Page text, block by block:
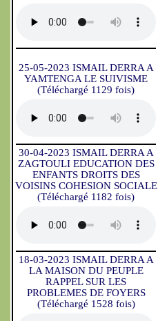
25-05-2023 ISMAIL DERRA A
YAMTENGA LE SUIVISME
(Téléchargé 1129 fois)
30-04-2023 ISMAIL DERRA A
ZAGTOULI EDUCATION DES
ENFANTS DROITS DES
VOISINS COHESION SOCIALE
(Téléchargé 1182 fois)
18-03-2023 ISMAIL DERRA A
LA MAISON DU PEUPLE
RAPPEL SUR LES
PROBLEMES DE FOYERS
(Téléchargé 1528 fois)